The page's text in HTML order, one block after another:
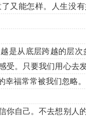
能怎样。人生没有
从底层跨越的层次
受。只要我们用心去
福常常被我们忽略。
自己。不去想别人